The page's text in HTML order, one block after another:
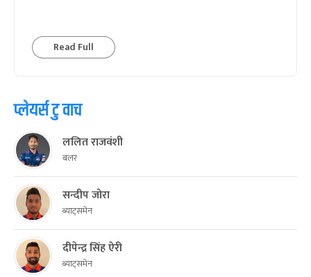
Read Full
प्लेयर्स टु वाच
ललित राजवंशी
बलर
सन्दीप जोरा
ब्याट्समेन
दीपेन्द्र सिंह ऐरी
ब्याट्समेन